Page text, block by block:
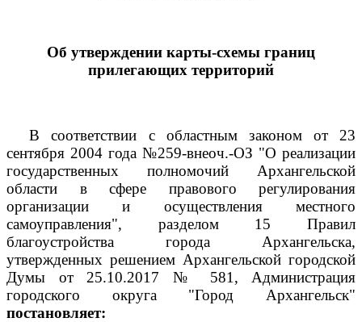
Об утверждении карты-схемы границ
прилегающих территорий
В соответствии с областным законом от 23
сентября 2004 года №259-внеоч.-ОЗ "О реализации
государственных полномочий Архангельской
области в сфере правового регулирования
организации и осуществления местного
самоуправления", разделом 15 Правил
благоустройства города Архангельска,
утвержденных решением Архангельской городской
Думы от 25.10.2017 № 581, Администрация
городского округа "Город Архангельск"
постановляет: